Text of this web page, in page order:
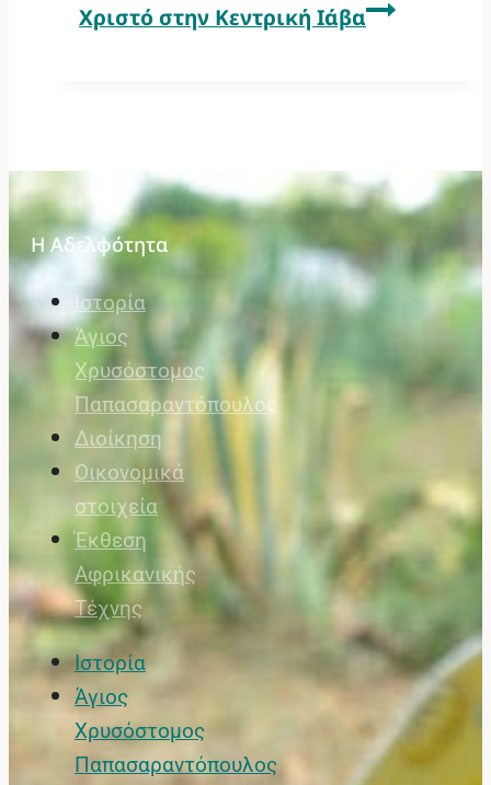
Χριστό στην Κεντρική Ιάβα
Η Αδελφότητα
Ιστορία
Άγιος
Χρυσόστομος
Παπασαραντόπουλος
Διοίκηση
Οικονομικά
στοιχεία
Έκθεση
Αφρικανικής
Τέχνης
Ιστορία
Άγιος
Χρυσόστομος
Παπασαραντόπουλος